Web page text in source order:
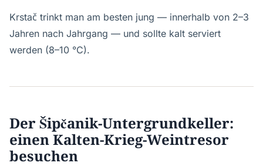
Krstač trinkt man am besten jung — innerhalb von 2–3
Jahren nach Jahrgang — und sollte kalt serviert
werden (8–10 °C).
Der Šipčanik-Untergrundkeller:
einen Kalten-Krieg-Weintresor
besuchen